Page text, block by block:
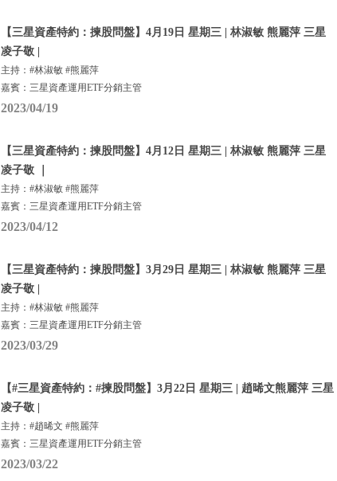
【三星資產特約：揀股問盤】4月19日 星期三 | 林淑敏 熊麗萍 三星
凌子敬 |
主持：#林淑敏 #熊麗萍
嘉賓：三星資產運用ETF分銷主管
2023/04/19
【三星資產特約：揀股問盤】4月12日 星期三 | 林淑敏 熊麗萍 三星
凌子敬 ｜
主持：#林淑敏 #熊麗萍
嘉賓：三星資產運用ETF分銷主管
2023/04/12
【三星資產特約：揀股問盤】3月29日 星期三 | 林淑敏 熊麗萍 三星
凌子敬 |
主持：#林淑敏 #熊麗萍
嘉賓：三星資產運用ETF分銷主管
2023/03/29
【#三星資產特約：#揀股問盤】3月22日 星期三 | 趙晞文熊麗萍 三星
凌子敬 |
主持：#趙晞文 #熊麗萍
嘉賓：三星資產運用ETF分銷主管
2023/03/22